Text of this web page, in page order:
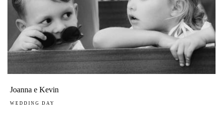
Joanna e Kevin
WEDDING DAY